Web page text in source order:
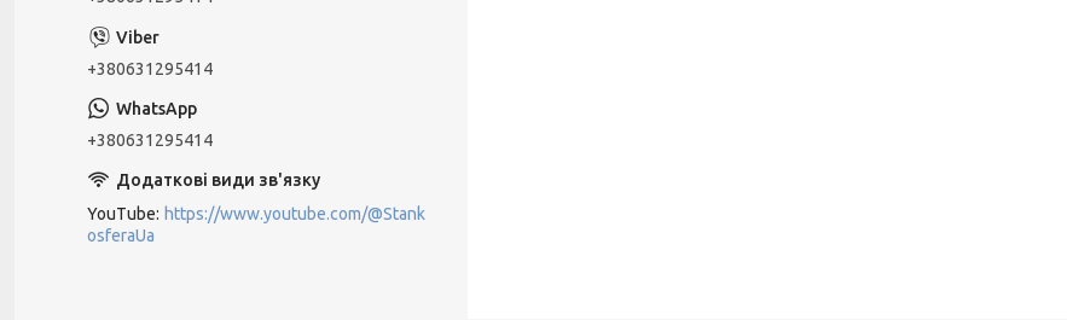
+380631295414
+380631295414
YouTube
https://www.youtube.com/@Stank
osferaUa